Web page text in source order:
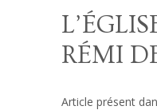
RÉMI
Article présent